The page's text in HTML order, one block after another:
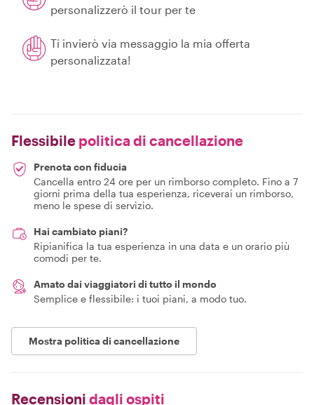
personalizzerò il tour per te
Ti invierò via messaggio la mia offerta
personalizzata!
Flessibile politica di cancellazione
Prenota con fiducia
Cancella entro 24 ore per un rimborso completo. Fino a 7
giorni prima della tua esperienza, riceverai un rimborso,
meno le spese di servizio.
Hai cambiato piani?
Ripianifica la tua esperienza in una data e un orario più
comodi per te.
Amato dai viaggiatori di tutto il mondo
Semplice e flessibile: i tuoi piani, a modo tuo.
Mostra politica di cancellazione
Recensioni dagli ospiti